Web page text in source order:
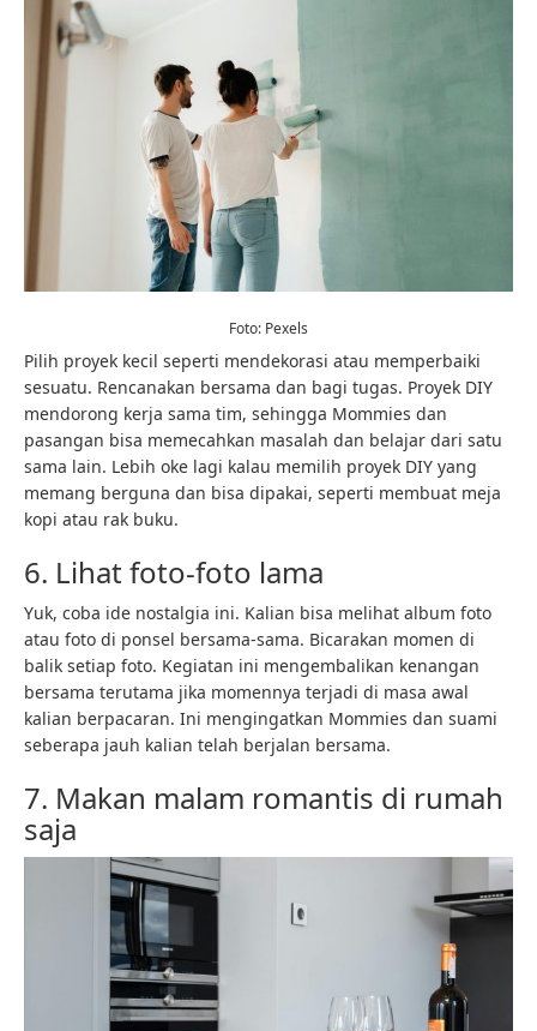
Foto: Pexels
Pilih proyek kecil seperti mendekorasi atau memperbaiki
sesuatu. Rencanakan bersama dan bagi tugas. Proyek DIY
mendorong kerja sama tim, sehingga Mommies dan
pasangan bisa memecahkan masalah dan belajar dari satu
sama lain. Lebih oke lagi kalau memilih proyek DIY yang
memang berguna dan bisa dipakai, seperti membuat meja
kopi atau rak buku.
6. Lihat foto-foto lama
Yuk, coba ide nostalgia ini. Kalian bisa melihat album foto
atau foto di ponsel bersama-sama. Bicarakan momen di
balik setiap foto. Kegiatan ini mengembalikan kenangan
bersama terutama jika momennya terjadi di masa awal
kalian berpacaran. Ini mengingatkan Mommies dan suami
seberapa jauh kalian telah berjalan bersama.
7. Makan malam romantis di rumah
saja